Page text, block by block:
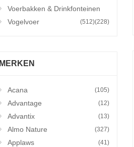
Voerbakken & Drinkfonteinen
(228)
Vogelvoer (512)
MERKEN
Acana (105)
Advantage (12)
Advantix (13)
Almo Nature (327)
Applaws (41)